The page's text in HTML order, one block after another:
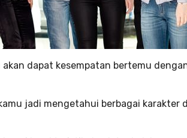
akan dapat kesempatan bertemu
jadi mengetahui berbagai karakter